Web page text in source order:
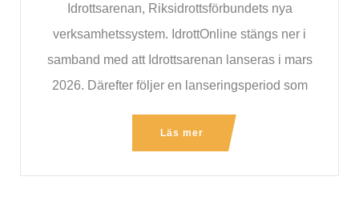
Idrottsarenan, Riksidrottsförbundets nya
verksamhetssystem. IdrottOnline stängs ner i
samband med att Idrottsarenan lanseras i mars
2026. Därefter följer en lanseringsperiod som
ytterligare
Läs mer